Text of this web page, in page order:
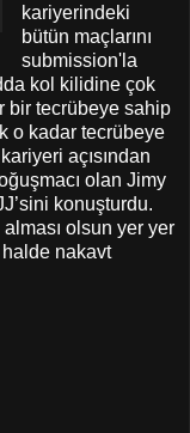
kariyerindeki
bütün maçlarını
submission'la
kol kilidine çok
bir tecrübeye sahip
o kadar tecrübeye
açısından
olan Jimy
konuşturdu.
olsun yer yer
nakavt